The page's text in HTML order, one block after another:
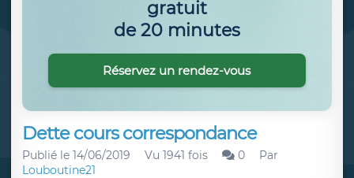
Dette cours correspondance
Publié le 14/06/2019 Vu 1941 fois 0
Par
Louboutine21
gratuit
de 20 minutes
Réservez un rendez-vous